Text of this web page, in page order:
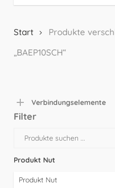
Start
Produkte
„BAEP10SCH“
Verbindungselemente
Filter
Produkt Nut
Produkt Nut